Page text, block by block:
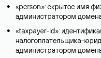
«person»: скрытое имя
администратором
«taxpayer-id»:
налогоплательщика-
администратором